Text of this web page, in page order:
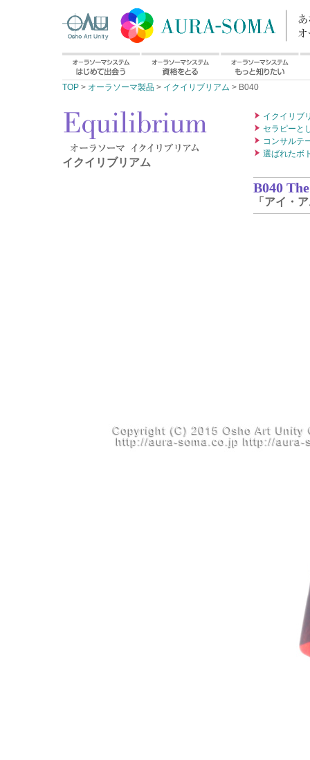
TOP > オーラソーマ製品 > イクイリブリアム > B040
イクイリブリアム
イクイリブ
セラピーと
コンサルテ
選ばれたボ
B040
「アイ・